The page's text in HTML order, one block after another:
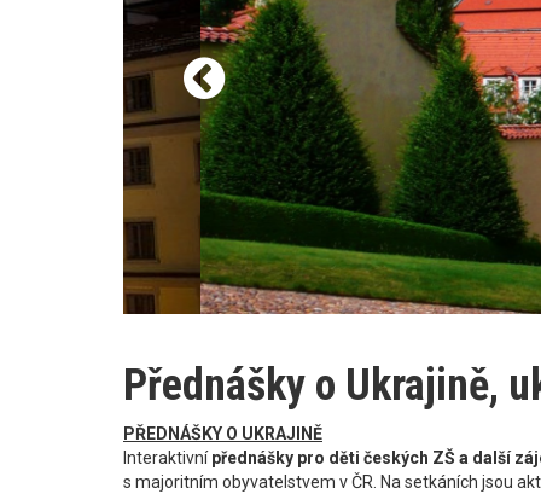
Přednášky o Ukrajině,
PŘEDNÁŠKY O UKRAJINĚ
Interaktivnípřednášky pro děti českých ZŠ a další
s majoritním obyvatelstvem v ČR. Na setkáních jsou